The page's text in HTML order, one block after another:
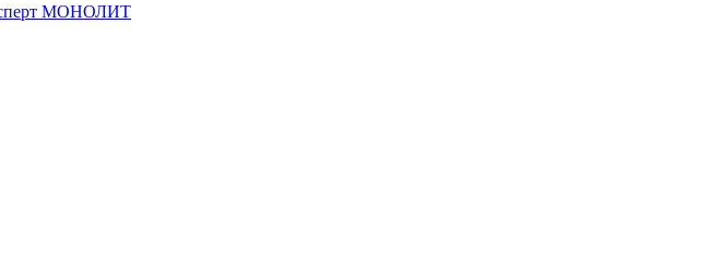
МОНОЛИТ